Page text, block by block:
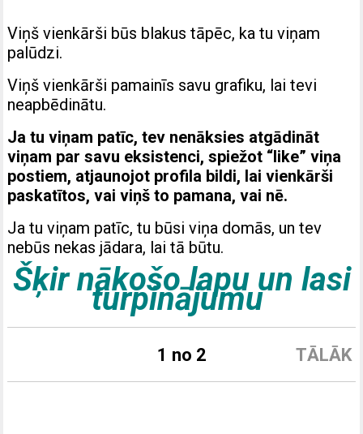
Viņš vienkārši būs blakus tāpēc, ka tu viņam
palūdzi.
Viņš vienkārši pamainīs savu grafiku, lai tevi
neapbēdinātu.
Ja tu viņam patīc, tev nenāksies atgādināt
viņam par savu eksistenci, spiežot “like” viņa
postiem, atjaunojot profila bildi, lai vienkārši
paskatītos, vai viņš to pamana, vai nē.
Ja tu viņam patīc, tu būsi viņa domās, un tev
nebūs nekas jādara, lai tā būtu.
Šķir nākošo lapu un lasi
turpinājumu
TĀLĀK
1 no 2